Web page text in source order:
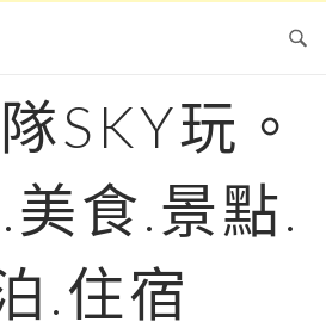
SKY玩。
食.景點.
.住宿